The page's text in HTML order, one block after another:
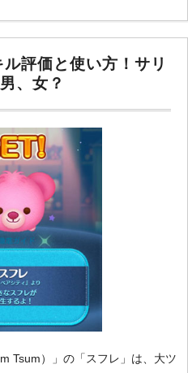
評価と使い方！サリ
、女？
Tsum）」の「スフレ」は、大ツ